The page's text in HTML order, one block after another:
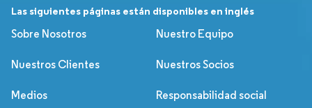
Las siguientes páginas están disponibles en inglés
Sobre Nosotros
Nuestro Equipo
Nuestros Clientes Nuestros Socios
Medios Responsabilidad social